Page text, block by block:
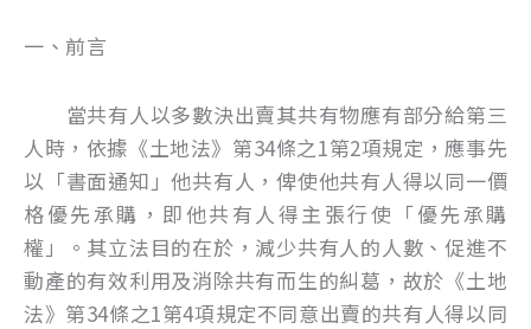
一、前言
當共有人以多數決出賣其共有物應有部分給第三
人時，依據《土地法》第34條之1第2項規定，應事先
以「書面通知」他共有人，俾使他共有人得以同一價
格優先承購，即他共有人得主張行使「優先承購
權」。其立法目的在於，減少共有人的人數、促進不
動產的有效利用及消除共有而生的糾葛，故於《土地
法》第34條之1第4項規定不同意出賣的共有人得以同